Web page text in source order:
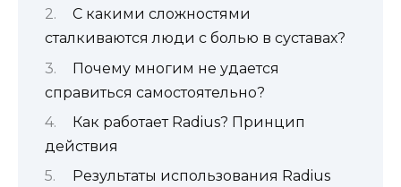
С какими сложностями
сталкиваются люди с болью в суставах?
Почему многим не удается
справиться самостоятельно?
Как работает Radius? Принцип
действия
Результаты использования Radius